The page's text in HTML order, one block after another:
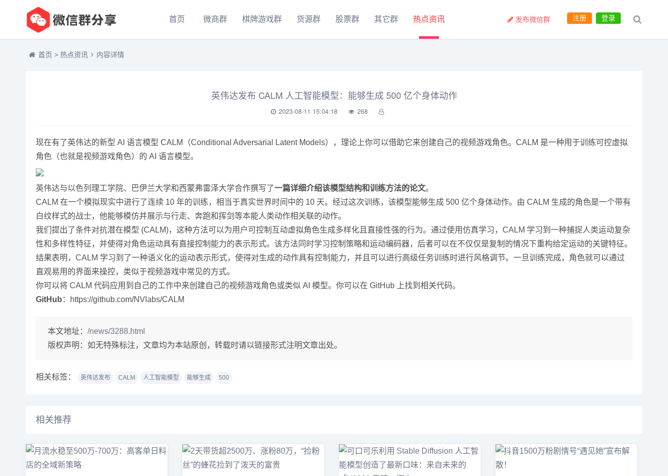
首页 微商群 棋牌游戏群 货源群 股票群 其它群 热点资讯 登录
注册
发布微信群
首页 > 热点资讯 内容详情
英伟达发布 CALM 人工智能模型：能够生成 500 亿个身体动作
2023-08-11 15:04:18 268
现在有了英伟达的新型 AI 语言模型 CALM（Conditional Adversarial Latent Models），理论上你可以借助它来创建自己的视频游戏角色。CALM 是一种用于训练可控虚拟
角色（也就是视频游戏角色）的 AI 语言模型。
英伟达与以色列理工学院、巴伊兰大学和西蒙弗雷泽大学合作撰写了一篇详细介绍该模型结构和训练方法的论文。
CALM 在一个模拟现实中进行了连续 10 年的训练，相当于真实世界时间中的 10 天。经过这次训练，该模型能够生成 500 亿个身体动作。由 CALM 生成的角色是一个带有
白纹样式的战士，他能够模仿并展示与行走、奔跑和挥剑等本能人类动作相关联的动作。
我们提出了条件对抗潜在模型 (CALM)，这种方法可以为用户可控制互动虚拟角色生成多样化且直接性强的行为。通过使用仿真学习，CALM 学习到一种捕捉人类运动复杂
性和多样性特征，并使得对角色运动具有直接控制能力的表示形式。该方法同时学习控制策略和运动编码器，后者可以在不仅仅是复制的情况下重构给定运动的关键特征。
结果表明，CALM 学习到了一种语义化的运动表示形式，使得对生成的动作具有控制能力，并且可以进行高级任务训练时进行风格调节。一旦训练完成，角色就可以通过
直观易用的界面来操控，类似于视频游戏中常见的方式。
你可以将 CALM 代码应用到自己的工作中来创建自己的视频游戏角色或类似 AI 模型。你可以在 GitHub 上找到相关代码。
GitHub ：https://github.com/NVlabs/CALM
本文地址： /news/3288.html
版权声明： 如无特殊标注，文章均为本站原创，转载时请以链接形式注明文章出处。
相关标签： 英伟达发布 CALM 人工智能模型 能够生成 500
相关推荐